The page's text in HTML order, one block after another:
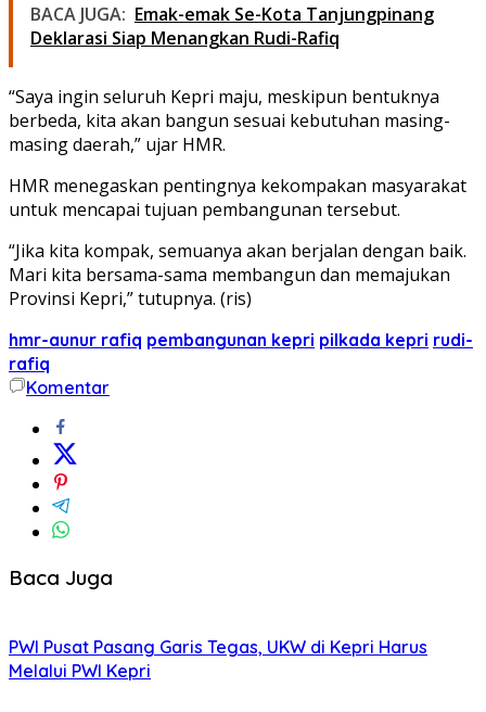
BACA JUGA: Emak-emak Se-Kota Tanjungpinang
Deklarasi Siap Menangkan Rudi-Rafiq
“Saya ingin seluruh Kepri maju, meskipun bentuknya
berbeda, kita akan bangun sesuai kebutuhan masing-
masing daerah,” ujar HMR.
HMR menegaskan pentingnya kekompakan masyarakat
untuk mencapai tujuan pembangunan tersebut.
“Jika kita kompak, semuanya akan berjalan dengan baik.
Mari kita bersama-sama membangun dan memajukan
Provinsi Kepri,” tutupnya. (ris)
hmr-aunur rafiq pembangunan kepri pilkada kepri rudi-
rafiq
Komentar
Baca Juga
PWI Pusat Pasang Garis Tegas, UKW di Kepri Harus
Melalui PWI Kepri